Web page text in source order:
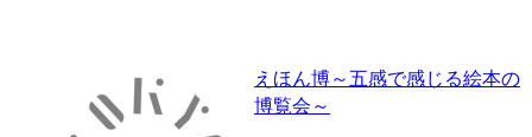
えほん博～五感で感じる絵本の
博覧会～